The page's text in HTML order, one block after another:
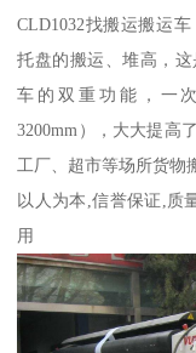
CLD1032找搬运搬运
托盘的搬运、堆高，
车的双重功能，一
3200mm），大大提高
工厂、超市等场所货物
以人为本,信誉保证,质
用